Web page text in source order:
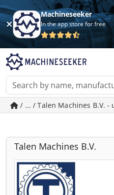
Machineseeker
In the app store for free
/ ... / Talen Machines B.V.
Talen Machines B.V.